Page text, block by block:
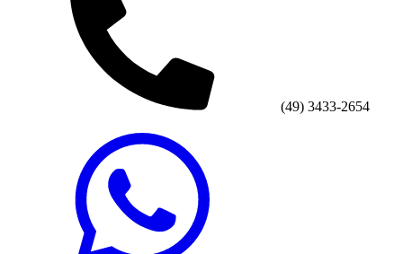
(49) 3433-2654